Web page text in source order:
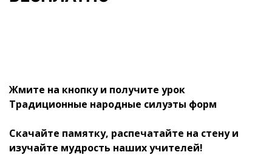
Жмите на кнопку и получите урок
Традиционные народные силуэты форм
Скачайте памятку, распечатайте на стену и
изучайте мудрость наших учителей!